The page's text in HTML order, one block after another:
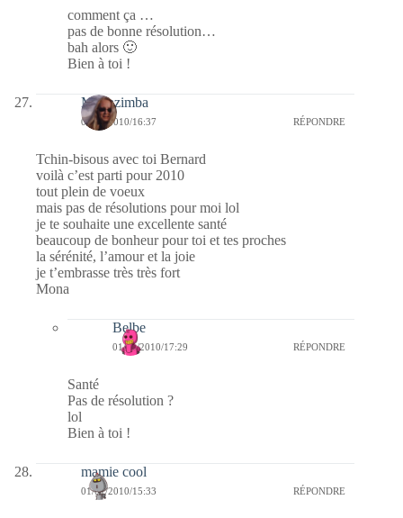
comment ça …
pas de bonne résolution…
bah alors 🙂
Bien à toi !
Monazimba
01/01/2010/16:37 RÉPONDRE
Tchin-bisous avec toi Bernard
voilà c’est parti pour 2010
tout plein de voeux
mais pas de résolutions pour moi lol
je te souhaite une excellente santé
beaucoup de bonheur pour toi et tes proches
la sérénité, l’amour et la joie
je t’embrasse très très fort
Mona
Belbe
01/01/2010/17:29 RÉPONDRE
Santé
Pas de résolution ?
lol
Bien à toi !
mamie cool
01/01/2010/15:33 RÉPONDRE